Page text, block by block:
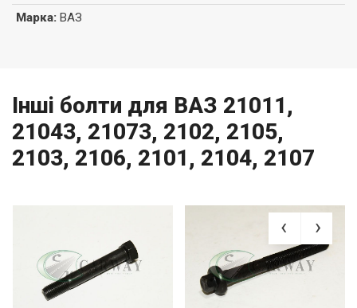
Марка: ВАЗ
Інші болти для ВАЗ 21011,
21043, 21073, 2102, 2105,
2103, 2106, 2101, 2104, 2107